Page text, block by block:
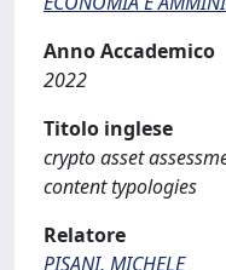
Anno Accademico
2022
Titolo inglese
crypto asset
content typologies
Relatore
PISANI, MICHELE